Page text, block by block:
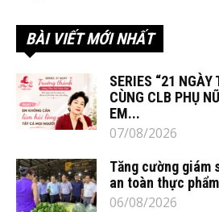
BÀI VIẾT MỚI NHẤT
SERIES “21 NGÀY
CÙNG CLB PHỤ
EM...
07/08/2026
Tăng cường giám
an toàn thực phẩm
06/08/2026